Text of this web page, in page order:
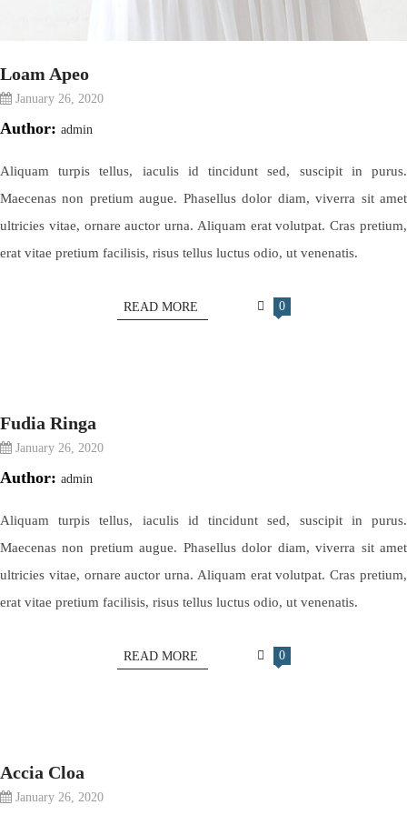
Loam Apeo
January 26, 2020
Author: admin
Aliquam turpis tellus, iaculis id tincidunt sed, suscipit in purus.
Maecenas non pretium augue. Phasellus dolor diam, viverra sit amet
ultricies vitae, ornare auctor urna. Aliquam erat volutpat. Cras pretium,
erat vitae pretium facilisis, risus tellus luctus odio, ut venenatis.
READ MORE 0
Fudia Ringa
January 26, 2020
Author: admin
Aliquam turpis tellus, iaculis id tincidunt sed, suscipit in purus.
Maecenas non pretium augue. Phasellus dolor diam, viverra sit amet
ultricies vitae, ornare auctor urna. Aliquam erat volutpat. Cras pretium,
erat vitae pretium facilisis, risus tellus luctus odio, ut venenatis.
READ MORE 0
Accia Cloa
January 26, 2020